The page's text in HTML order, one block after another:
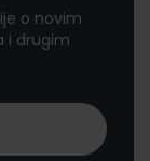
o novim
i drugim